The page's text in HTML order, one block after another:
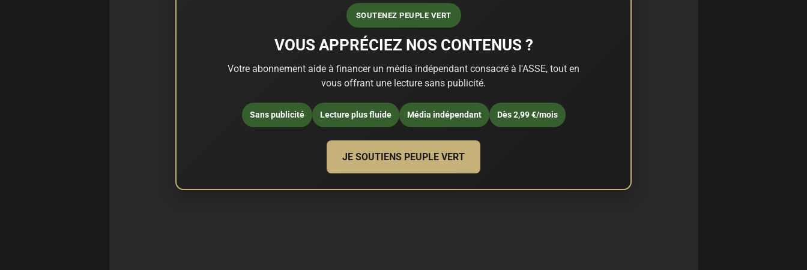
SOUTENEZ PEUPLE VERT
VOUS APPRÉCIEZ NOS CONTENUS ?
Votre abonnement aide à financer un média indépendant consacré à l'ASSE, tout en
vous offrant une lecture sans publicité.
Sans publicité Lecture plus fluide Média indépendant Dès 2,99 €/mois
JE SOUTIENS PEUPLE VERT